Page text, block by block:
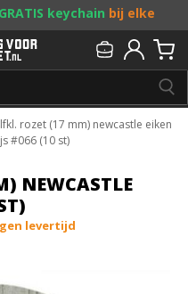
GRATIS keychain bij elke
! Doe je mee?
01
rozet (17 mm) newcastle eiken
#066 (10 st)
NEWCASTLE
levertijd